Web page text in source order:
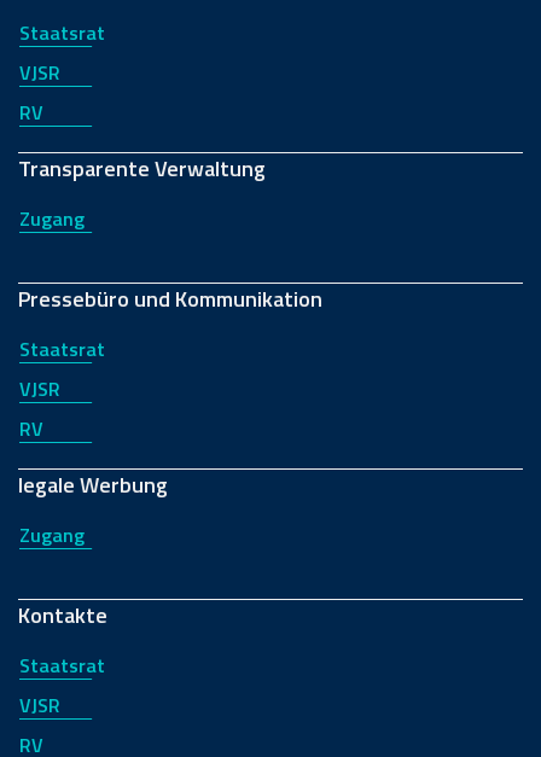
Staatsrat
VJSR
RV
Transparente Verwaltung
Zugang
Pressebüro und Kommunikation
Staatsrat
VJSR
RV
legale Werbung
Zugang
Kontakte
Staatsrat
VJSR
RV